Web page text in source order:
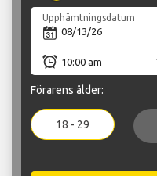
Upphämtningsdatum
Förarens ålder:
18 - 29